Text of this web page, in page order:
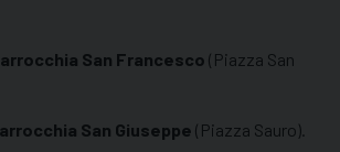
San Francesco (Piazza San
San Giuseppe (Piazza Sauro).